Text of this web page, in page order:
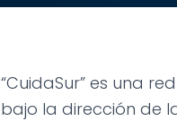
“CuidaSur” es una
bajo la dirección de